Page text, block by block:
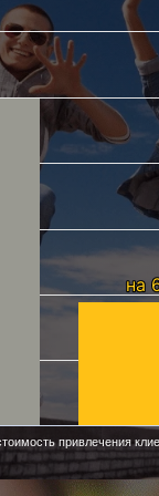
на
на
привлечения